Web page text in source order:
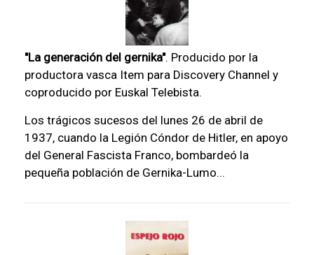
"La generación del gernika". Producido por la
productora vasca Item para Discovery Channel y
coproducido por Euskal Telebista.
Los trágicos sucesos del lunes 26 de abril de
1937, cuando la Legión Cóndor de Hitler, en apoyo
del General Fascista Franco, bombardeó la
pequeña población de Gernika-Lumo...